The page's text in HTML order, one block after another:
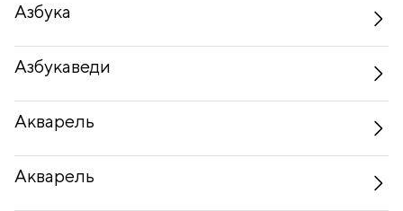
Азбука
Азбукаведи
Акварель
Акварель